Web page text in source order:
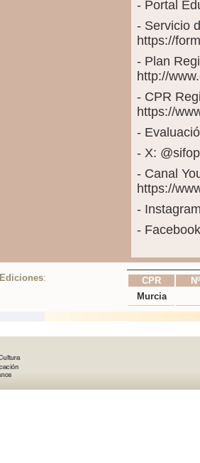
- Portal
- Servicio
https://
- Plan
http://
- CPR
https://
-
- X:
- Canal
https://
-
-
Ediciones: CPR
Murcia